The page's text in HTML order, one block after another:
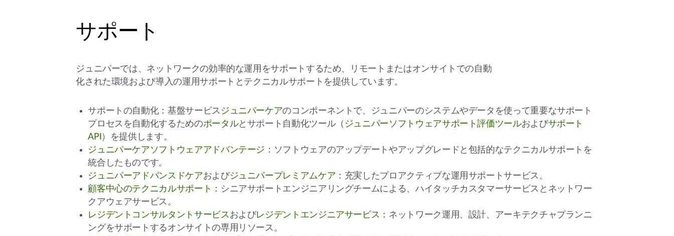
サポート
ジュニパーでは、ネットワークの効率的な運用をサポートするため、リモートまたはオンサイトでの自動
化された環境および導入の運用サポートとテクニカルサポートを提供しています。
サポートの自動化：基盤サービス ジュニパーケアのコンポーネントで、ジュニパーのシステムやデータを使って重要なサポート
プロセスを自動化するためのポータルとサポート自動化ツール（ ジュニパーソフトウェアサポート評価ツールおよびサポート
API ）を提供します。
ジュニパーケアソフトウェアアドバンテージ ：ソフトウェアのアップデートやアップグレードと包括的なテクニカルサポートを
統合したものです。
ジュニパーアドバンスドケアおよびジュニパープレミアムケア ：充実したプロアクティブな運用サポートサービス。
顧客中心のテクニカルサポート
：シニアサポートエンジニアリングチームによる、ハイタッチカスタマーサービスとネットワー
クアウェアサービス。
レジデントコンサルタントサービスおよびレジデントエンジニアサービス ：ネットワーク運用、設計、アーキテクチャプランニ
ングをサポートするオンサイトの専用リソース。